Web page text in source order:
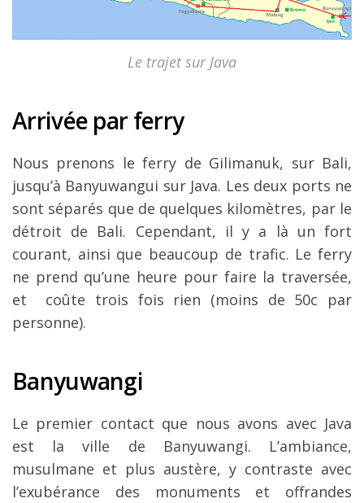
Le trajet sur Java
Arrivée par ferry
Nous prenons le ferry de Gilimanuk, sur Bali,
jusqu’à Banyuwangui sur Java. Les deux ports ne
sont séparés que de quelques kilomètres, par le
détroit de Bali. Cependant, il y a là un fort
courant, ainsi que beaucoup de trafic. Le ferry
ne prend qu’une heure pour faire la traversée,
et coûte trois fois rien (moins de 50c par
personne).
Banyuwangi
Le premier contact que nous avons avec Java
est la ville de Banyuwangi. L’ambiance,
musulmane et plus austère, y contraste avec
l’exubérance des monuments et offrandes